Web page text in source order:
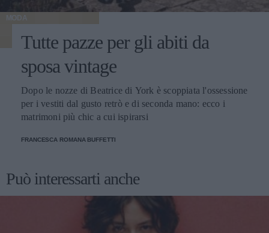
MODA
Tutte pazze per gli abiti da
sposa vintage
Dopo le nozze di Beatrice di York è scoppiata l'ossessione
per i vestiti dal gusto retrò e di seconda mano: ecco i
matrimoni più chic a cui ispirarsi
FRANCESCA ROMANA BUFFETTI
Può interessarti anche